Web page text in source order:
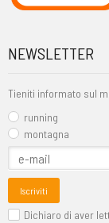
NEWSLETTER
Tieniti informato sul
running
montagna
Iscriviti
Dichiaro di aver